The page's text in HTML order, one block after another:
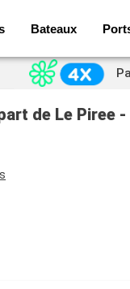
Bateaux
de Le Piree